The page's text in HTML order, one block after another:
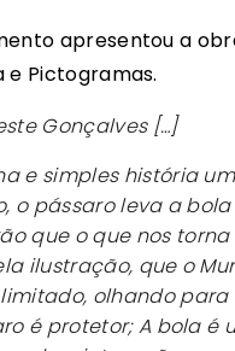
apresentou a
Pictogramas.
Gonçalves […]
e simples história
o pássaro leva a
que o que nos
ilustração, que o
olhando
é protetor; A bola